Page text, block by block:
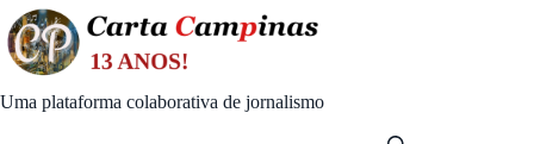
Skip
to
content
Uma plataforma colaborativa de jornalismo